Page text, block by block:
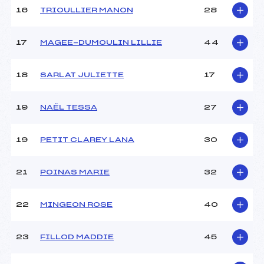
U16
16 TRIOULLIER MANON 28
17 MAGEE-DUMOULIN LILLIE 44
18 SARLAT JULIETTE 17
19 NAËL TESSA 27
19 PETIT CLAREY LANA 30
21 POINAS MARIE 32
22 MINGEON ROSE 40
23 FILLOD MADDIE 45